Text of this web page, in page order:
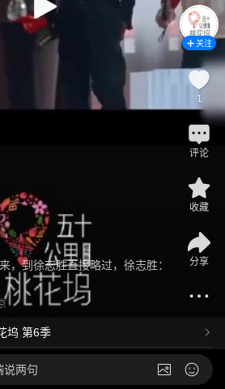
，到徐志胜直接略过，徐志胜：
坞 第6季
关注
1
评论
收藏
分享
说两句